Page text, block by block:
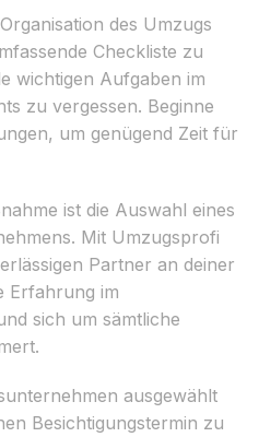
des Umzugs
Checkliste zu
wichtigen Aufgaben im
zu vergessen. Beginne
um genügend Zeit für
ist die Auswahl eines
Mit Umzugsprofi
Partner an deiner
Erfahrung im
sich um sämtliche
ausgewählt
Besichtigungstermin zu